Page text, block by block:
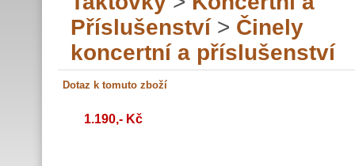
Příslušenství > Činely
koncertní a příslušenství
1.190,- Kč